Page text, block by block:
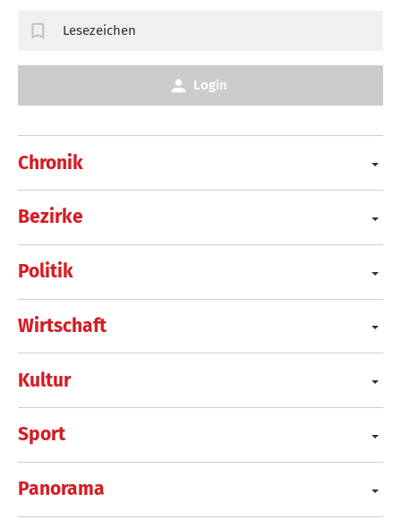
Chronik
Bezirke
Politik
Wirtschaft
Kultur
Sport
Panorama
Lesezeichen
Login